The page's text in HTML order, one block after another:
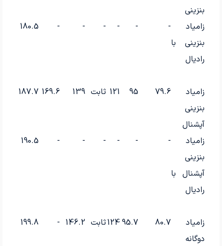
بنزینی
زامیاد
بنزینی با
رادیال
-
-
-
-
-
-
180.5
زامیاد
بنزینی
آپشنال
79.6
95
121 ثابت 139
169.6
187.7
زامیاد
بنزینی
آپشنال با
رادیال
-
-
-
-
-
-
190.5
زامیاد
دوگانه
80.7
95.7
124ثابت 146.2
-
199.8